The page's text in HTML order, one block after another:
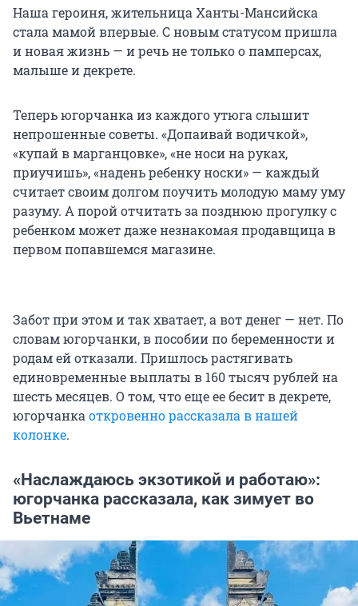
Наша героиня, жительница Ханты-Мансийска
стала мамой впервые. С новым статусом пришла
и новая жизнь — и речь не только о памперсах,
малыше и декрете.
Теперь югорчанка из каждого утюга слышит
непрошенные советы. «Допаивай водичкой»,
«купай в марганцовке», «не носи на руках,
приучишь», «надень ребенку носки» — каждый
считает своим долгом поучить молодую маму уму
разуму. А порой отчитать за позднюю прогулку с
ребенком может даже незнакомая продавщица в
первом попавшемся магазине.
Забот при этом и так хватает, а вот денег — нет. По
словам югорчанки, в пособии по беременности и
родам ей отказали. Пришлось растягивать
единовременные выплаты в 160 тысяч рублей на
шесть месяцев. О том, что еще ее бесит в декрете,
югорчанкаоткровенно рассказала в нашей
колонке.
«Наслаждаюсь экзотикой и работаю»:
югорчанка рассказала, как зимует во
Вьетнаме